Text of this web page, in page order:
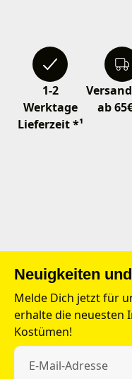
1-2
Werktage
Lieferzeit *¹
ab
Neuigkeiten
Melde Dich jetzt für
erhalte die neuesten
Kostümen!